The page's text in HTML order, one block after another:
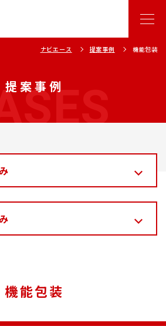
提案事例
ナビエース 提案事例 機能包装
たい
げたい
を削減したい
パレット
機能包装